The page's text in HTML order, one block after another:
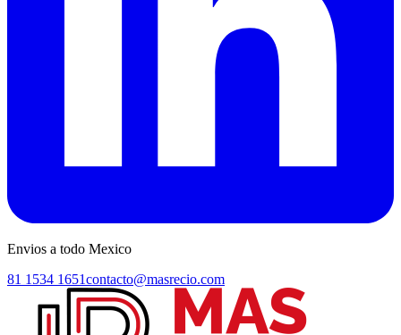
Envios a todo Mexico
81 1534 1651contacto@masrecio.com